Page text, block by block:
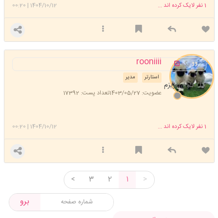
1404/10/12
|
00:20 1نفر لایک کرده اند ...
rooniiii
مدیر استارتر
عضویت: 1403/05/27 تعداد پست: 17392
بگو
بیا بخون عزیزم
1404/10/12
|
00:20 1نفر لایک کرده اند ...
>
1
2
3
<
برو